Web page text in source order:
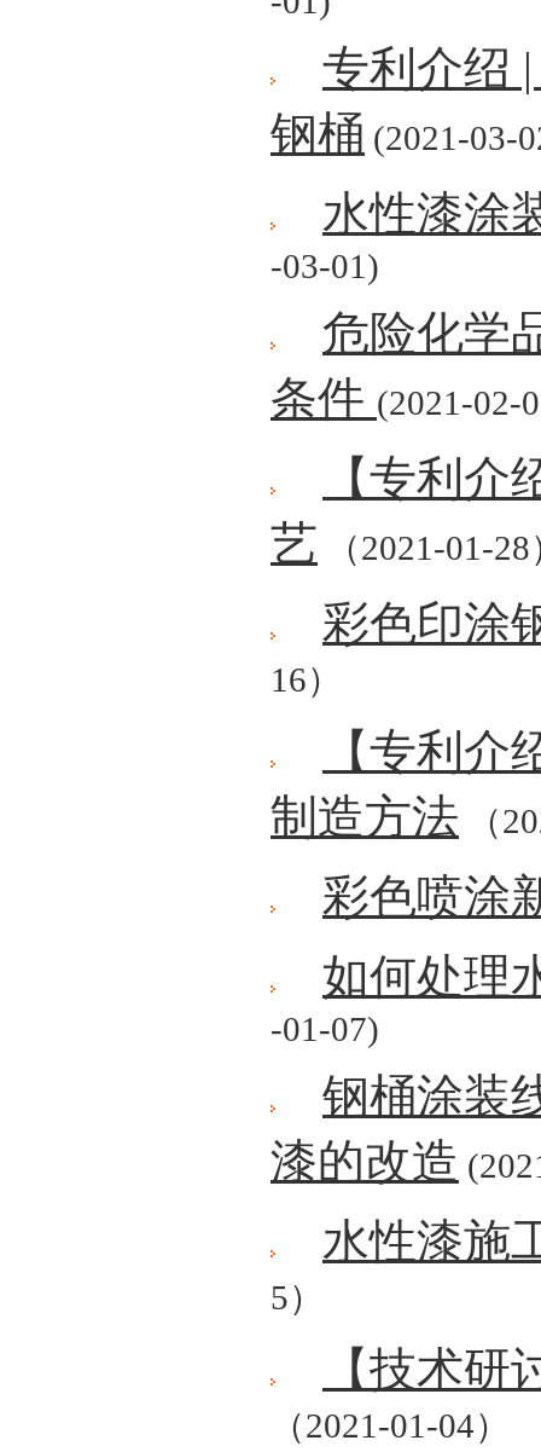
专利介绍
钢桶 (2021-03-
水性漆涂
-03-01)
危险化学
条件 (2021-02-
【专利
艺 （2021-01-28
彩色印涂
16）
【专利
制造方法 （
彩色喷涂
如何处理
-01-07)
钢桶涂装
漆的改造
水性漆施
5）
【技术
（2021-01-04）